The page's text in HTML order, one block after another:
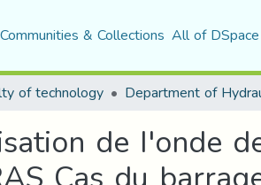
Communities & Collections All of DSpace
of technology Department of
de I'onde